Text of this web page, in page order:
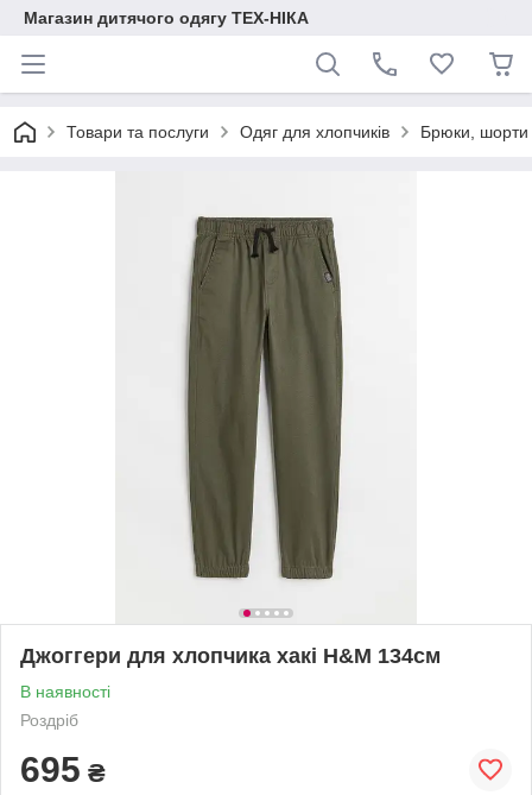
Магазин дитячого одягу ТЕХ-НІКА
Товари та послуги Одяг для хлопчиків Брюки, шорти
Джоггери для хлопчика хакі H&M 134см
В наявності
Роздріб
695 ₴